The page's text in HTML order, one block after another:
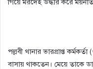
গিয়ে মরদেহ উদ্ধার করে
পল্লবী থানার ভারপ্রাপ্ত
বাসায় থাকতেন। মেয়ে তাকে